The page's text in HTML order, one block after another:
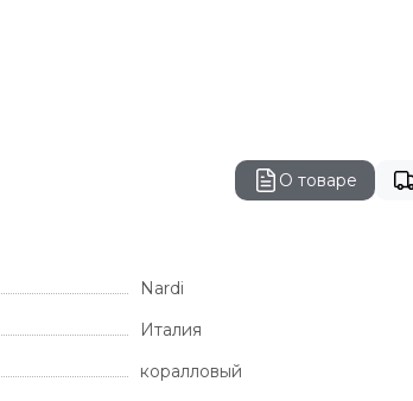
О товаре
Nardi
Италия
коралловый